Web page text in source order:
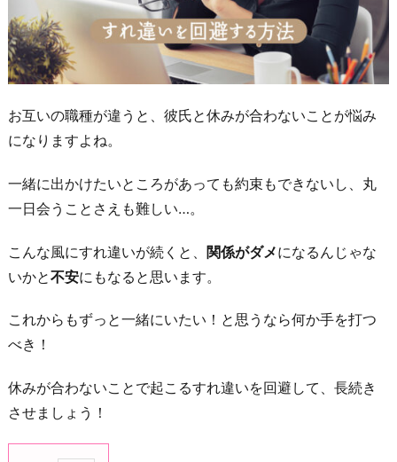
お互いの職種が違うと、彼氏と休みが合わないことが悩み
になりますよね。
一緒に出かけたいところがあっても約束もできないし、丸
一日会うことさえも難しい…。
こんな風にすれ違いが続くと、 関係がダメになるんじゃな
いかと不安にもなると思います。
これからもずっと一緒にいたい！と思うなら何か手を打つ
べき！
休みが合わないことで起こるすれ違いを回避して、長続き
させましょう！